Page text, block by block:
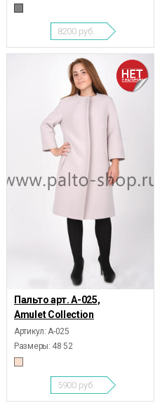
8200 руб.
Пальто арт. А-025,
Amulet Collection
Артикул: А-025
Размеры: 48 52
5900 руб.